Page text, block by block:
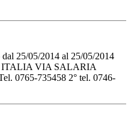
25/05/2014 al 25/05/2014
VIA SALARIA
0765-735458 2° tel. 0746-